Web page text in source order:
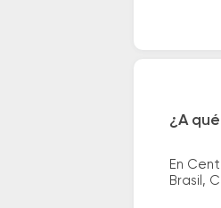
¿A
En
Brasil,